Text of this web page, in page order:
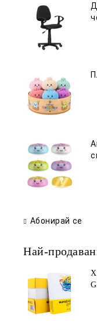
Абонирай се
Най-